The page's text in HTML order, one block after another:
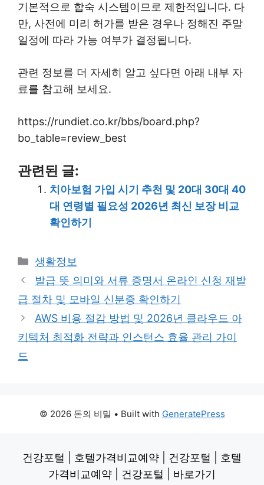
기본적으로 합숙 시스템이므로 제한적입니다. 다
만, 사전에 미리 허가를 받은 경우나 정해진 주말
일정에 따라 가능 여부가 결정됩니다.
관련 정보를 더 자세히 알고 싶다면 아래 내부 자
료를 참고해 보세요.
https://rundiet.co.kr/bbs/board.php?
bo_table=review_best
관련된 글:
치아보험 가입 시기 추천 및 20대 30대 40
대 연령별 필요성 2026년 최신 보장 비교
확인하기
Categories
생활정보
발급 뜻 의미와 서류 증명서 온라인 신청 재발
급 절차 및 모바일 신분증 확인하기
AWS 비용 절감 방법 및 2026년 클라우드 아
키텍처 최적화 전략과 인스턴스 효율 관리 가이
드
© 2026 돈의 비밀 • Built with GeneratePress
건강포털 호텔가격비교예약 건강포털
호텔
가격비교예약
건강포털
바로가기